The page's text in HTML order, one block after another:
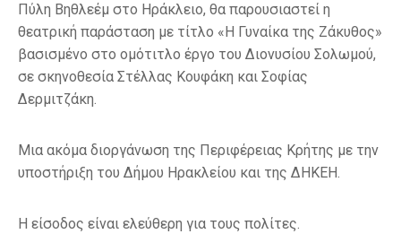
Πύλη Βηθλεέμ στο Ηράκλειο, θα παρουσιαστεί η
θεατρική παράσταση με τίτλο «Η Γυναίκα της Ζάκυθος»
βασισμένο στο ομότιτλο έργο του Διονυσίου Σολωμού,
σε σκηνοθεσία Στέλλας Κουφάκη και Σοφίας
Δερμιτζάκη.
Μια ακόμα διοργάνωση της Περιφέρειας Κρήτης με την
υποστήριξη του Δήμου Ηρακλείου και της ΔΗΚΕΗ.
Η είσοδος είναι ελεύθερη για τους πολίτες.